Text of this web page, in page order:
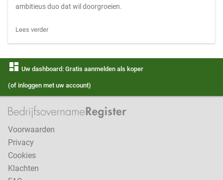
ambitieus duo dat wil doorgroeien.
Lees verder
dashboard Uw dashboard: Gratis aanmelden als koper
(of inloggen met uw account)
Voorwaarden
Privacy
Cookies
Klachten